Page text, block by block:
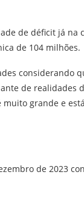
de déficit já na
de 104 milhões.
considerando
de realidades
grande e
de 2023